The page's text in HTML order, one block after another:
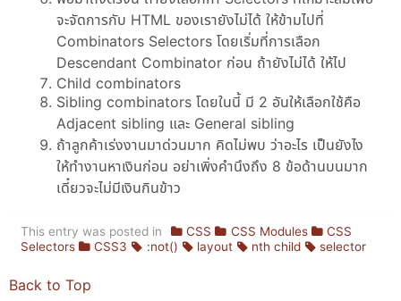
จะจัดการกับ HTML ของเรายังไม่ได้ ให้ข้ามไปที่
Combinators Selectors โดยเริ่มที่การเลือก
Descendant Combinator ก่อน ถ้ายังไม่ได้ ให้ไป
Child combinators
Sibling combinators โดยในนี้ มี 2 อันให้เลือกใช้คือ
Adjacent sibling และ General sibling
ถ้าลูกค้าเร่งงานมาด่วนมาก คิดไม่พบ ว่าอะไร เป็นยังไง
ให้ทำงานหาเงินก่อน อย่าเพิ่งคำนึงถึง 8 ข้อด้านบนมาก
เดี๋ยวจะไม่มีเงินกินข้าว
This entry was posted in CSS CSS Modules
CSS
Selectors
CSS3 :not() layout nth child selector
Back to Top